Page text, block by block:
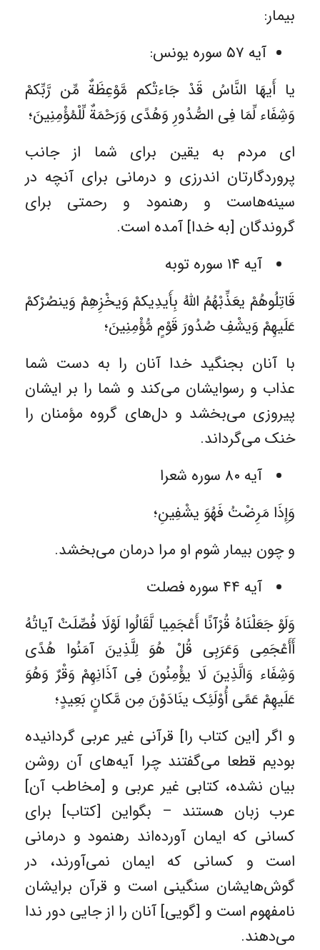
بیمار:
آیه ۵۷ سوره یونس:
یا أَیهَا النَّاسُ قَدْ جَاءتْکم مَّوْعِظَةٌ مِّن رَّبِّکمْ
وَشِفَاء لِّمَا فِی الصُّدُورِ وَهُدًی وَرَحْمَةٌ لِّلْمُؤْمِنِینَ؛
ای مردم به یقین برای شما از جانب
پروردگارتان اندرزی و درمانی برای آنچه در
سینه‌هاست و رهنمود و رحمتی برای
گروندگان [به خدا] آمده است.
آیه ۱۴ سوره توبه
قَاتِلُوهُمْ یعَذِّبْهُمُ اللّهُ بِأَیدِیکمْ وَیخْزِهِمْ وَینصُرْکمْ
عَلَیهِمْ وَیشْفِ صُدُورَ قَوْمٍ مُّؤْمِنِینَ؛
با آنان بجنگید خدا آنان را به دست شما
عذاب و رسوایشان می‌کند و شما را بر ایشان
پیروزی می‌بخشد و دل‌های گروه مؤمنان را
خنک می‌گرداند.
آیه ۸۰ سوره شعرا
وَإِذَا مَرِضْتُ فَهُوَ یشْفِینِ؛
و چون بیمار شوم او مرا درمان می‌بخشد.
آیه ۴۴ سوره فصلت
وَلَوْ جَعَلْنَاهُ قُرْآنًا أَعْجَمِیا لَّقَالُوا لَوْلَا فُصِّلَتْ آیاتُهُ
أَأَعْجَمِی وَعَرَبِی قُلْ هُوَ لِلَّذِینَ آمَنُوا هُدًی
وَشِفَاء وَالَّذِینَ لَا یؤْمِنُونَ فِی آذَانِهِمْ وَقْرٌ وَهُوَ
عَلَیهِمْ عَمًی أُوْلَئِک ینَادَوْنَ مِن مَّکانٍ بَعِیدٍ؛
و اگر [این کتاب را] قرآنی غیر عربی گردانیده
بودیم قطعا می‌گفتند چرا آیه‌های آن روشن
بیان نشده، کتابی غیر عربی و [مخاطب آن]
عرب زبان هستند – بگواین [کتاب] برای
کسانی که ایمان آورده‌اند رهنمود و درمانی
است و کسانی که ایمان نمی‌آورند، در
گوش‌هایشان سنگینی است و قرآن برایشان
نامفهوم است و [گویی] آنان را از جایی دور ندا
می‌دهند.